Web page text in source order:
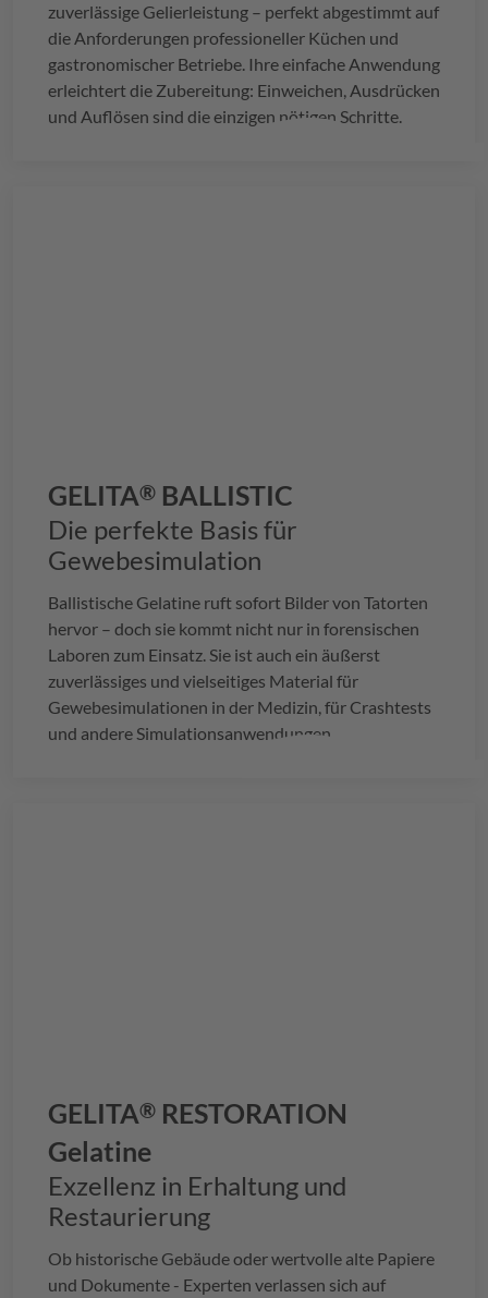
zuverlässige Gelierleistung – perfekt abgestimmt auf
die Anforderungen professioneller Küchen und
gastronomischer Betriebe. Ihre einfache Anwendung
erleichtert die Zubereitung: Einweichen, Ausdrücken
und Auflösen sind die einzigen nötigen Schritte.
GELITA® BALLISTIC
Die perfekte Basis für
Gewebesimulation
Ballistische Gelatine ruft sofort Bilder von Tatorten
hervor – doch sie kommt nicht nur in forensischen
Laboren zum Einsatz. Sie ist auch ein äußerst
zuverlässiges und vielseitiges Material für
Gewebesimulationen in der Medizin, für Crashtests
und andere Simulationsanwendungen.
GELITA® RESTORATION
Gelatine
Exzellenz in Erhaltung und
Restaurierung
Ob historische Gebäude oder wertvolle alte Papiere
und Dokumente - Experten verlassen sich auf